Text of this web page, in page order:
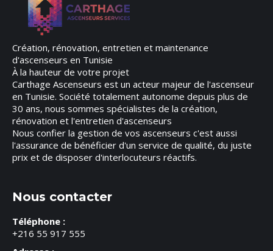
Création, rénovation, entretien et maintenance
d'ascenseurs en Tunisie
À la hauteur de votre projet
Carthage Ascenseurs est un acteur majeur de l'ascenseur
en Tunisie. Société totalement autonome depuis plus de
30 ans, nous sommes spécialistes de la création,
rénovation et l'entretien d'ascenseurs
Nous confier la gestion de vos ascenseurs c'est aussi
l'assurance de bénéficier d'un service de qualité, du juste
prix et de disposer d'interlocuteurs réactifs.
Nous contacter
Téléphone :
+216 55 917 555